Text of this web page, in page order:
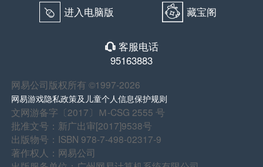
򰀄 进入电脑版 藏宝阁
򰀃 客服电话
95163883
网易公司版权所有 ©1997-2026
网易游戏隐私政策及儿童个人信息保护规则
文网游备字〔2017〕Ｍ-CSG 2555 号
批准文号：新广出审[2017]9538号
出版物号：ISBN 978-7-498-02317-9
著作权人：网易公司